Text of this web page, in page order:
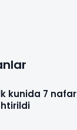
kunida 7 nafar